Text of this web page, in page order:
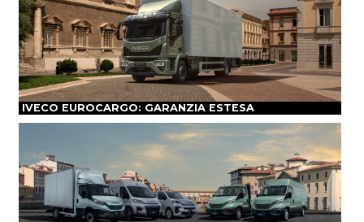
IVECO EUROCARGO: GARANZIA ESTESA